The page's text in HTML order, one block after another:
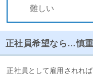
難しい
正社員希望なら…慎
正社員として雇用されれ